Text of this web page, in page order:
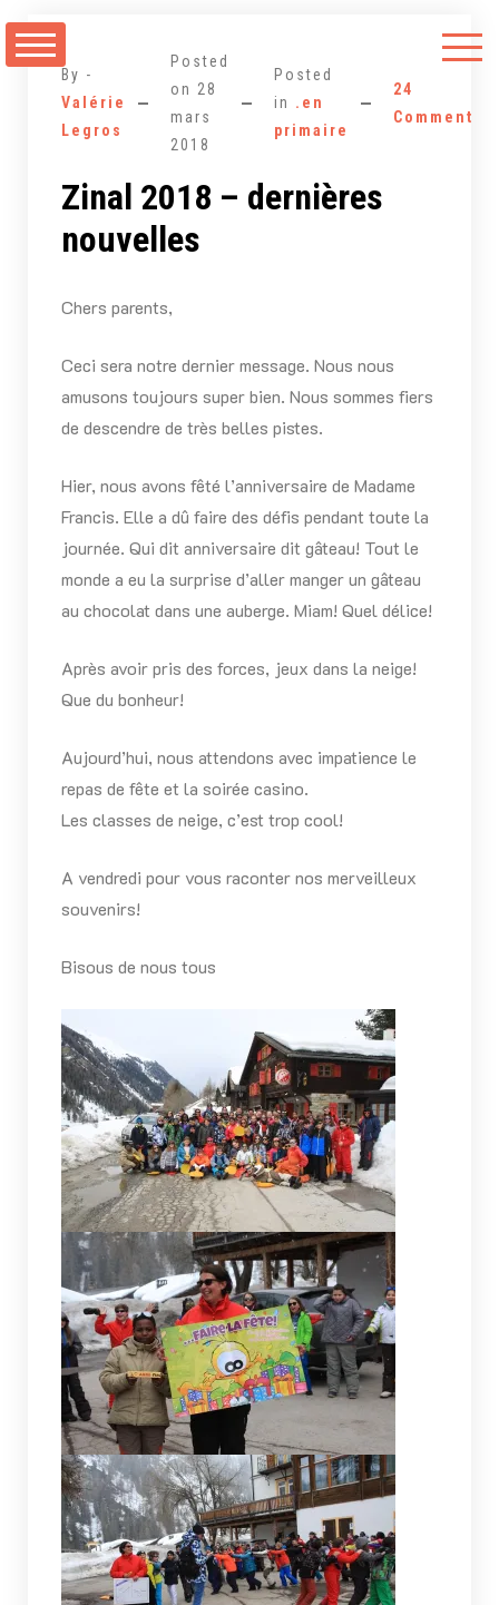
au
By -
Valérie
Legros
Posted
on 28
mars
2018
Posted
in .en
primaire
24
Comments
Zinal 2018 – dernières
nouvelles
Chers parents,
Ceci sera notre dernier message. Nous nous
amusons toujours super bien. Nous sommes fiers
de descendre de très belles pistes.
Hier, nous avons fêté l’anniversaire de Madame
Francis. Elle a dû faire des défis pendant toute la
journée. Qui dit anniversaire dit gâteau! Tout le
monde a eu la surprise d’aller manger un gâteau
au chocolat dans une auberge. Miam! Quel délice!
Après avoir pris des forces, jeux dans la neige!
Que du bonheur!
Aujourd’hui, nous attendons avec impatience le
repas de fête et la soirée casino.
Les classes de neige, c’est trop cool!
A vendredi pour vous raconter nos merveilleux
souvenirs!
Bisous de nous tous